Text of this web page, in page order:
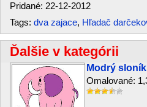
Pridané: 22-12-2012
Tags: dva zajace, Hľadač
Ďalšie v kategórii
Modrý sloník
Omalované: